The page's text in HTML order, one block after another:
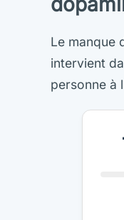
Le manque
intervient
personne à